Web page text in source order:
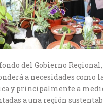
del Gobierno Regional,
a necesidades como
y principalmente a
a una región